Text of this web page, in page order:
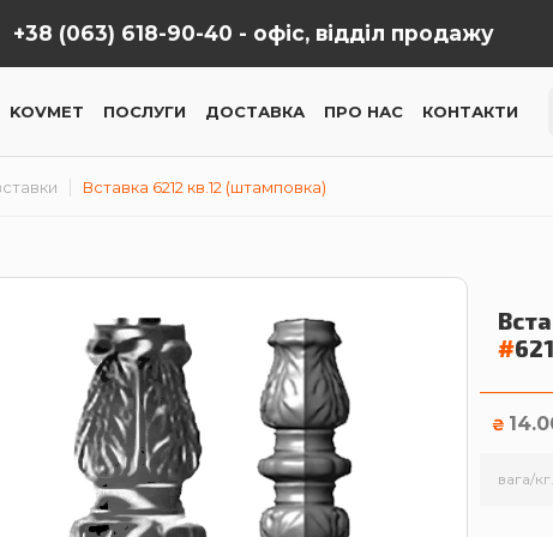
+38 (063) 618-90-40 - офіс, відділ продажу
KOVMET ПОСЛУГИ ДОСТАВКА ПРО НАС КОНТАКТИ
Вставка 6212 кв.12 (штамповка)
#
₴
вага/кг.